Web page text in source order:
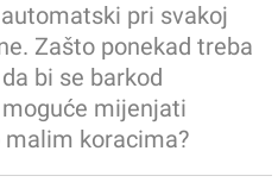
pri svakoj
Zašto ponekad treba
bi se barkod
mijenjati
koracima?